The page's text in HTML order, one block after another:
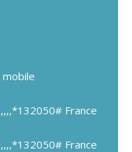
mobile
France
France